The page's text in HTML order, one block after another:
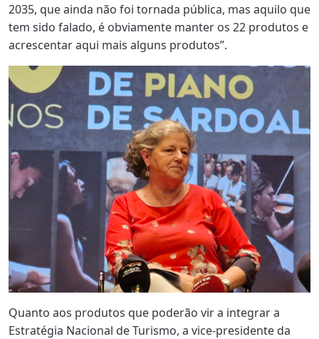
2035, que ainda não foi tornada pública, mas aquilo que
tem sido falado, é obviamente manter os 22 produtos e
acrescentar aqui mais alguns produtos”.
Quanto aos produtos que poderão vir a integrar a
Estratégia Nacional de Turismo, a vice-presidente da